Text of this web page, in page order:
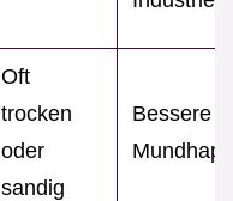
Oft
trocken
oder
sandig
Bessere